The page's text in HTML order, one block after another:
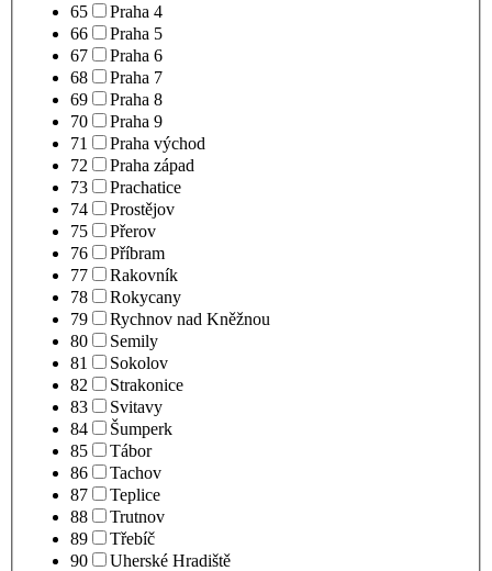
65
Praha 4
66
Praha 5
67
Praha 6
68
Praha 7
69
Praha 8
70
Praha 9
71
Praha východ
72
Praha západ
73
Prachatice
74
Prostějov
75
Přerov
76
Příbram
77
Rakovník
78
Rokycany
79
Rychnov nad Kněžnou
80
Semily
81
Sokolov
82
Strakonice
83
Svitavy
84
Šumperk
85
Tábor
86
Tachov
87
Teplice
88
Trutnov
89
Třebíč
90
Uherské Hradiště